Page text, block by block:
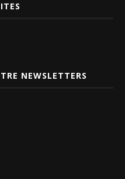
NEWSLETTERS